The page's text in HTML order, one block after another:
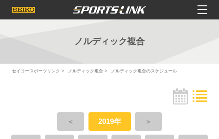
ノルディック複合
セイコースポーツリンク ノルディック複合 ノルディック複合のスケジュール
＜ 2019年 ＞